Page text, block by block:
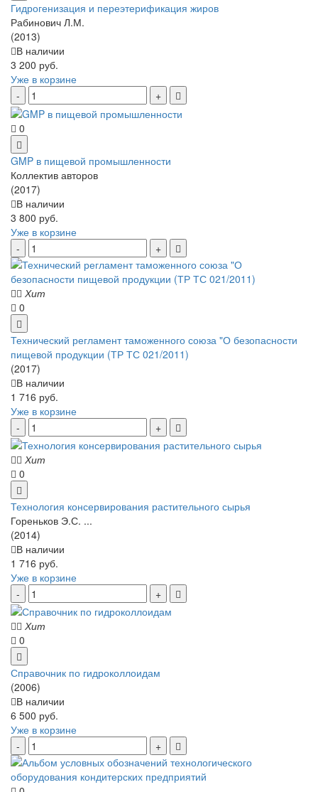
Гидрогенизация и переэтерификация жиров
Рабинович Л.М.
(2013)
В наличии
3 200 руб.
Уже в корзине
0
GMP в пищевой промышленности
Коллектив авторов
(2017)
В наличии
3 800 руб.
Уже в корзине
Хит
0
Технический регламент таможенного союза "О безопасности
пищевой продукции (ТР ТС 021/2011)
(2017)
В наличии
1 716 руб.
Уже в корзине
Хит
0
Технология консервирования растительного сырья
Гореньков Э.С. ...
(2014)
В наличии
1 716 руб.
Уже в корзине
Хит
0
Справочник по гидроколлоидам
(2006)
В наличии
6 500 руб.
Уже в корзине